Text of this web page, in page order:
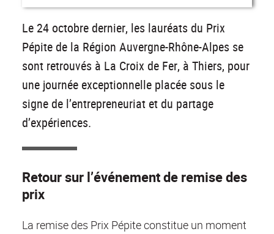
Le 24 octobre dernier, les lauréats du Prix
Pépite de la Région Auvergne-Rhône-Alpes se
sont retrouvés à La Croix de Fer, à Thiers, pour
une journée exceptionnelle placée sous le
signe de l’entrepreneuriat et du partage
d’expériences.
Retour sur l’événement de remise des
prix
La remise des Prix Pépite constitue un moment